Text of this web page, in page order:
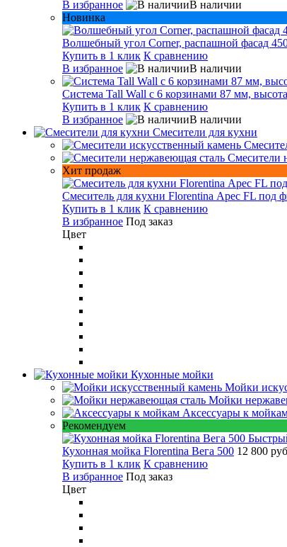
В избранное
В наличии
Новинка
Волшебный угол Corner, распашной фасад
Купить в 1 клик К сравнению
В избранное
В наличии
Система Tall Wall с 6 корзинами 87 мм,
Купить в 1 клик К сравнению
В избранное
В наличии
Смесители для кухни
Смесители
Хит продаж
Смеситель для кухни Florentina Арес FL под
Купить в 1 клик К сравнению
В избранное Под заказ
Цвет
Кухонные мойки
Мойки
Мойки
Аксессуары к
Рекомендуем
Кухонная мойка Florentina Вега 500 12 800
Купить в 1 клик К сравнению
В избранное Под заказ
Цвет